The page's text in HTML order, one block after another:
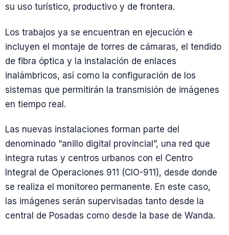
su uso turístico, productivo y de frontera.
Los trabajos ya se encuentran en ejecución e
incluyen el montaje de torres de cámaras, el tendido
de fibra óptica y la instalación de enlaces
inalámbricos, así como la configuración de los
sistemas que permitirán la transmisión de imágenes
en tiempo real.
Las nuevas instalaciones forman parte del
denominado “anillo digital provincial”, una red que
integra rutas y centros urbanos con el Centro
Integral de Operaciones 911 (CIO-911), desde donde
se realiza el monitoreo permanente. En este caso,
las imágenes serán supervisadas tanto desde la
central de Posadas como desde la base de Wanda.